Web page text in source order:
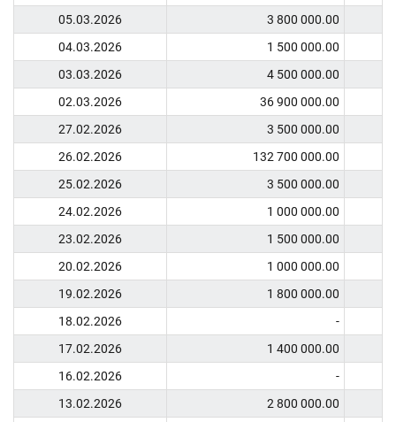
05.03.2026
3 800 000.00
04.03.2026
1 500 000.00
03.03.2026
4 500 000.00
02.03.2026
36 900 000.00
27.02.2026
3 500 000.00
26.02.2026
132 700 000.00
25.02.2026
3 500 000.00
24.02.2026
1 000 000.00
23.02.2026
1 500 000.00
20.02.2026
1 000 000.00
19.02.2026
1 800 000.00
18.02.2026
-
17.02.2026
1 400 000.00
16.02.2026
-
13.02.2026
2 800 000.00